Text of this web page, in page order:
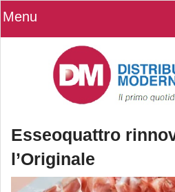
Menu
Esseoquattro
l’Originale